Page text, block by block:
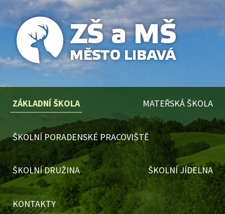
ZÁKLADNÍ ŠKOLA MATEŘSKÁ ŠKOLA
ŠKOLNÍ PORADENSKÉ PRACOVIŠTĚ
ŠKOLNÍ DRUŽINA ŠKOLNÍ JÍDELNA
KONTAKTY